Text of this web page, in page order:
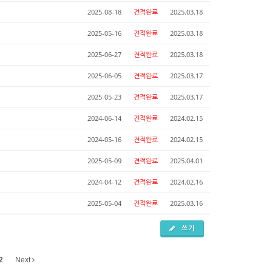
2025-08-18 견적완료 2025.03.18
2025-05-16 견적완료 2025.03.18
2025-06-27 견적완료 2025.03.18
2025-06-05 견적완료 2025.03.17
2025-05-23 견적완료 2025.03.17
2024-06-14 견적완료 2024.02.15
2024-05-16 견적완료 2024.02.15
2025-05-09 견적완료 2025.04.01
2024-04-12 견적완료 2024.02.16
2025-05-04 견적완료 2025.03.16
쓰기
Next